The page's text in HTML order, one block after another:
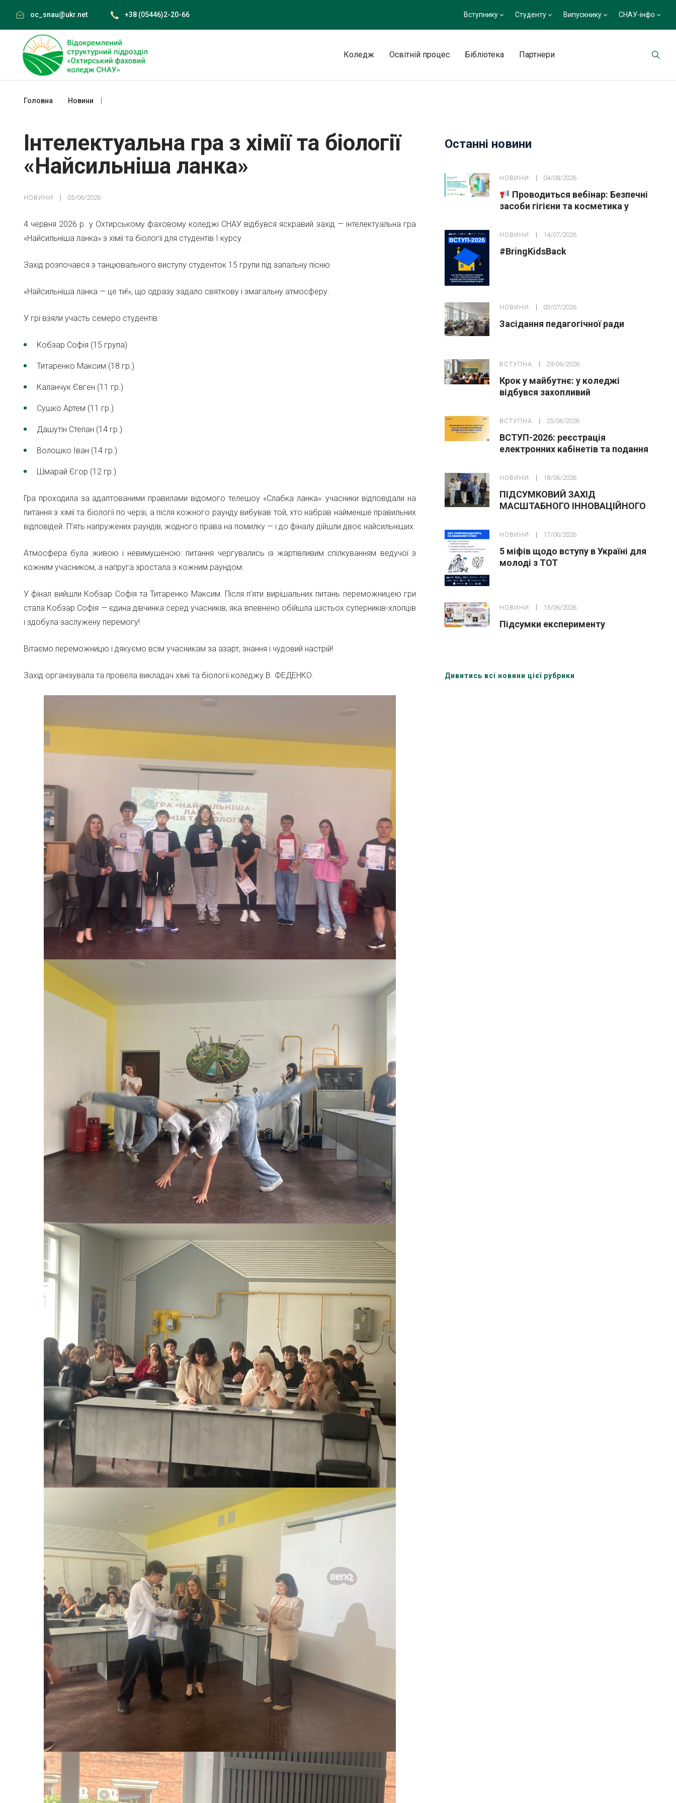
content
oc_snau@ukr.net +38 (05446)2-20-66 Вступнику Студенту Випускнику СНАУ-інфо
Коледж Освітній процес Бібліотека Партнери
Головна Новини
Інтелектуальна гра з хімії та біології
«Найсильніша ланка»
НОВИНИ 05/06/2026
4 червня 2026 р. у Охтирському фаховому коледжі СНАУ відбувся яскравий захід — інтелектуальна гра
«Найсильніша ланка» з хімії та біології для студентів І курсу.
Захід розпочався з танцювального виступу студенток 15 групи під запальну пісню
«Найсильніша ланка — це ти!», що одразу задало святкову і змагальну атмосферу.
У грі взяли участь семеро студентів:
Кобзар Софія (15 група)
Титаренко Максим (18 гр.)
Каланчук Євген (11 гр.)
Сушко Артем (11 гр.)
Дашутін Степан (14 гр.)
Волошко Іван (14 гр.)
Шмарай Єгор (12 гр.)
Гра проходила за адаптованими правилами відомого телешоу «Слабка ланка»: учасники відповідали на
питання з хімії та біології по черзі, а після кожного раунду вибував той, хто набрав найменше правильних
відповідей. П’ять напружених раундів, жодного права на помилку — і до фіналу дійшли двоє найсильніших.
Атмосфера була живою і невимушеною: питання чергувались із жартівливим спілкуванням ведучої з
кожним учасником, а напруга зростала з кожним раундом.
У фінал вийшли Кобзар Софія та Титаренко Максим. Після п’яти вирішальних питань переможницею гри
стала Кобзар Софія — єдина дівчинка серед учасників, яка впевнено обійшла шістьох суперників-хлопців
і здобула заслужену перемогу!
Вітаємо переможницю і дякуємо всім учасникам за азарт, знання і чудовий настрій!
Захід організувала та провела викладач хімії та біології коледжу В. ФЕДЕНКО.
Останні новини
НОВИНИ 04/08/2026
Проводиться вебінар: Безпечні
засоби гігієни та косметика у
НОВИНИ 14/07/2026
#BringKidsBack
НОВИНИ 03/07/2026
Засідання педагогічної ради
ВСТУПНА 29/06/2026
Крок у майбутнє: у коледжі
відбувся захопливий
абітурієнтів
ВСТУПНА 25/06/2026
ВСТУП-2026: реєстрація
електронних кабінетів та подання
НОВИНИ 18/06/2026
ПІДСУМКОВИЙ ЗАХІД
МАСШТАБНОГО ІННОВАЦІЙНОГО
НОВИНИ 17/06/2026
5 міфів щодо вступу в Україні для
молоді з ТОТ
НОВИНИ 15/06/2026
Підсумки експерименту
Дивитись всі новини цієї рубрики